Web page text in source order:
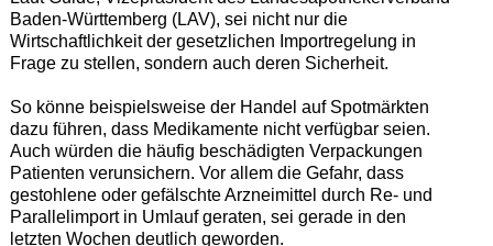
Baden-Württemberg (LAV), sei nicht nur die
Wirtschaftlichkeit der gesetzlichen Importregelung in
Frage zu stellen, sondern auch deren Sicherheit.
So könne beispielsweise der Handel auf Spotmärkten
dazu führen, dass Medikamente nicht verfügbar seien.
Auch würden die häufig beschädigten Verpackungen
Patienten verunsichern. Vor allem die Gefahr, dass
gestohlene oder gefälschte Arzneimittel durch Re- und
Parallelimport in Umlauf geraten, sei gerade in den
letzten Wochen deutlich geworden.